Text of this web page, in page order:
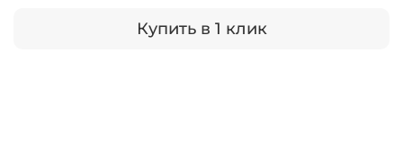
Купить в 1 клик